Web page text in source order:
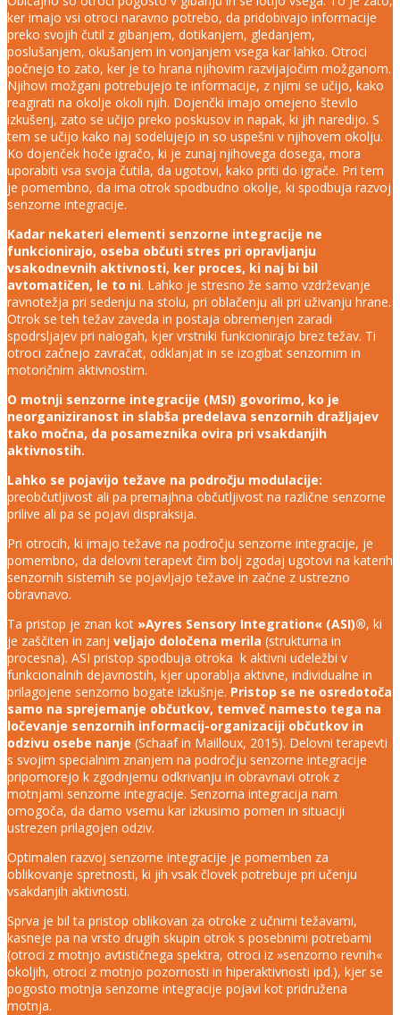
ker imajo vsi otroci naravno potrebo, da pridobivajo informacije
preko svojih čutil z gibanjem, dotikanjem, gledanjem,
poslušanjem, okušanjem in vonjanjem vsega kar lahko. Otroci
počnejo to zato, ker je to hrana njihovim razvijajočim možganom.
Njihovi možgani potrebujejo te informacije, z njimi se učijo, kako
reagirati na okolje okoli njih. Dojenčki imajo omejeno število
izkušenj, zato se učijo preko poskusov in napak, ki jih naredijo. S
tem se učijo kako naj sodelujejo in so uspešni v njihovem okolju.
Ko dojenček hoče igračo, ki je zunaj njihovega dosega, mora
uporabiti vsa svoja čutila, da ugotovi, kako priti do igrače. Pri tem
je pomembno, da ima otrok spodbudno okolje, ki spodbuja razvoj
senzorne integracije.
Kadar nekateri elementi senzorne integracije ne
funkcionirajo, oseba občuti stres pri opravljanju
vsakodnevnih aktivnosti, ker proces, ki naj bi bil
avtomatičen, le to ni. Lahko je stresno že samo vzdrževanje
ravnotežja pri sedenju na stolu, pri oblačenju ali pri uživanju hrane.
Otrok se teh težav zaveda in postaja obremenjen zaradi
spodrsljajev pri nalogah, kjer vrstniki funkcionirajo brez težav. Ti
otroci začnejo zavračat, odklanjat in se izogibat senzornim in
motoričnim aktivnostim.
O motnji senzorne integracije (MSI) govorimo, ko je
neorganiziranost in slabša predelava senzornih dražljajev
tako močna, da posameznika ovira pri vsakdanjih
aktivnostih.
Lahko se pojavijo težave na področju modulacije:
preobčutljivost ali pa premajhna občutljivost na različne senzorne
prilive ali pa se pojavi dispraksija.
Pri otrocih, ki imajo težave na področju senzorne integracije, je
pomembno, da delovni terapevt čim bolj zgodaj ugotovi na katerih
senzornih sistemih se pojavljajo težave in začne z ustrezno
obravnavo.
Ta pristop je znan kot »Ayres Sensory Integration« (ASI)®, ki
je zaščiten in zanj veljajo določena merila (strukturna in
procesna). ASI pristop spodbuja otroka k aktivni udeležbi v
funkcionalnih dejavnostih, kjer uporablja aktivne, individualne in
prilagojene senzorno bogate izkušnje. Pristop se ne osredotoča
samo na sprejemanje občutkov, temveč namesto tega na
ločevanje senzornih informacij-organizaciji občutkov in
odzivu osebe nanje (Schaaf in Mailloux, 2015). Delovni terapevti
s svojim specialnim znanjem na področju senzorne integracije
pripomorejo k zgodnjemu odkrivanju in obravnavi otrok z
motnjami senzorne integracije. Senzorna integracija nam
omogoča, da damo vsemu kar izkusimo pomen in situaciji
ustrezen prilagojen odziv.
Optimalen razvoj senzorne integracije je pomemben za
oblikovanje spretnosti, ki jih vsak človek potrebuje pri učenju
vsakdanjih aktivnosti.
Sprva je bil ta pristop oblikovan za otroke z učnimi težavami,
kasneje pa na vrsto drugih skupin otrok s posebnimi potrebami
(otroci z motnjo avtističnega spektra, otroci iz »senzorno revnih«
okoljih, otroci z motnjo pozornosti in hiperaktivnosti ipd.), kjer se
pogosto motnja senzorne integracije pojavi kot pridružena
motnja.